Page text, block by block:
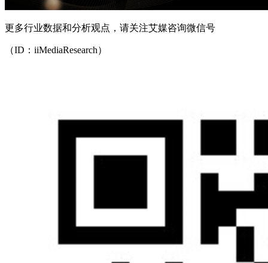
更多行业数据和分析观点，请关注艾媒咨询微信号
（ID：iiMediaResearch）